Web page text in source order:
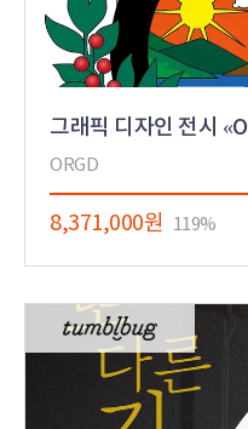
그래픽 디자인 전시
ORGD
8,371,000원 119%